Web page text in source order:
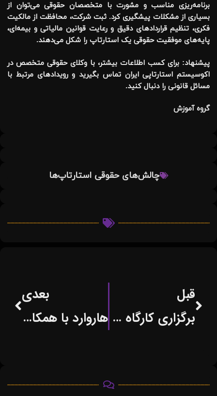
برنامه‌ریزی مناسب و مشورت با متخصصان حقوقی می‌توان از
بسیاری از مشکلات پیشگیری کرد.ثبت شرکت، محافظت از مالکیت
فکری، تنظیم قراردادهای دقیق و رعایت قوانین مالیاتی و بیمه‌ای،
پایه‌های موفقیت حقوقی یک استارتاپ را شکل می‌دهند.
پیشنهاد: برای کسب اطلاعات بیشتر، با وکلای حقوقی متخصص در
اکوسیستم استارتاپی ایران تماس بگیرید و رویدادهای مرتبط با
مسائل قانونی را دنبال کنید.
گروه آموزش
چالش‌های حقوقی استارتاپ‌ها
قبل
برگزاری کارگاه تخصصی کسب‌وکاردر شیراز
بعدی
هاروارد با همکاری مایکروسافت و OpenAI، گامی بلند برای آینده هوش مصنوعی برمی‌دارد